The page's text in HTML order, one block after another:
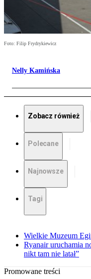
Foto: Filip Frydrykiewicz
Nelly Kamińska
Zobacz również
Polecane
Najnowsze
Tagi
Wielkie Muzeum
Ryanair uruchamia
nikt tam nie latał”
Promowane treści